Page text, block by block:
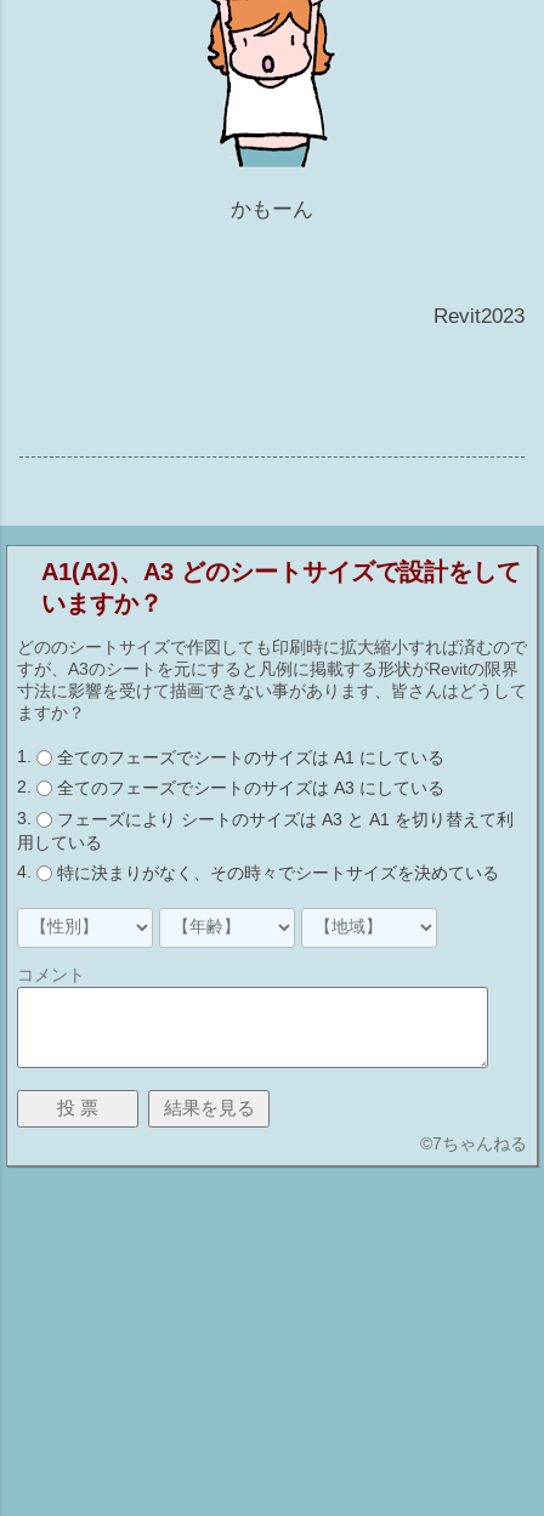
かもーん
Revit2023
A1(A2)、A3 どのシートサイズで設計をして
いますか？
どののシートサイズで作図しても印刷時に拡大縮小すれば済むので
すが、A3のシートを元にすると凡例に掲載する形状がRevitの限界
寸法に影響を受けて描画できない事があります、皆さんはどうして
ますか？
全てのフェーズでシートのサイズは A1 にしている
全てのフェーズでシートのサイズは A3 にしている
フェーズにより シートのサイズは A3 と A1 を切り替えて利
用している
特に決まりがなく、その時々でシートサイズを決めている
コメント
©7ちゃんねる